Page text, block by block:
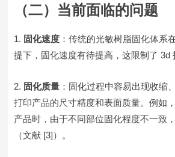
（二）当前面临的问题
固化速度 ：传统的光敏树脂固化体系
提下，固化速度有待提高，这限制了 3d
固化质量 ：固化过程中容易出现收缩
打印产品的尺寸精度和表面质量。例如
产品时，由于不同部位固化程度不一致
（文献 [3]）。